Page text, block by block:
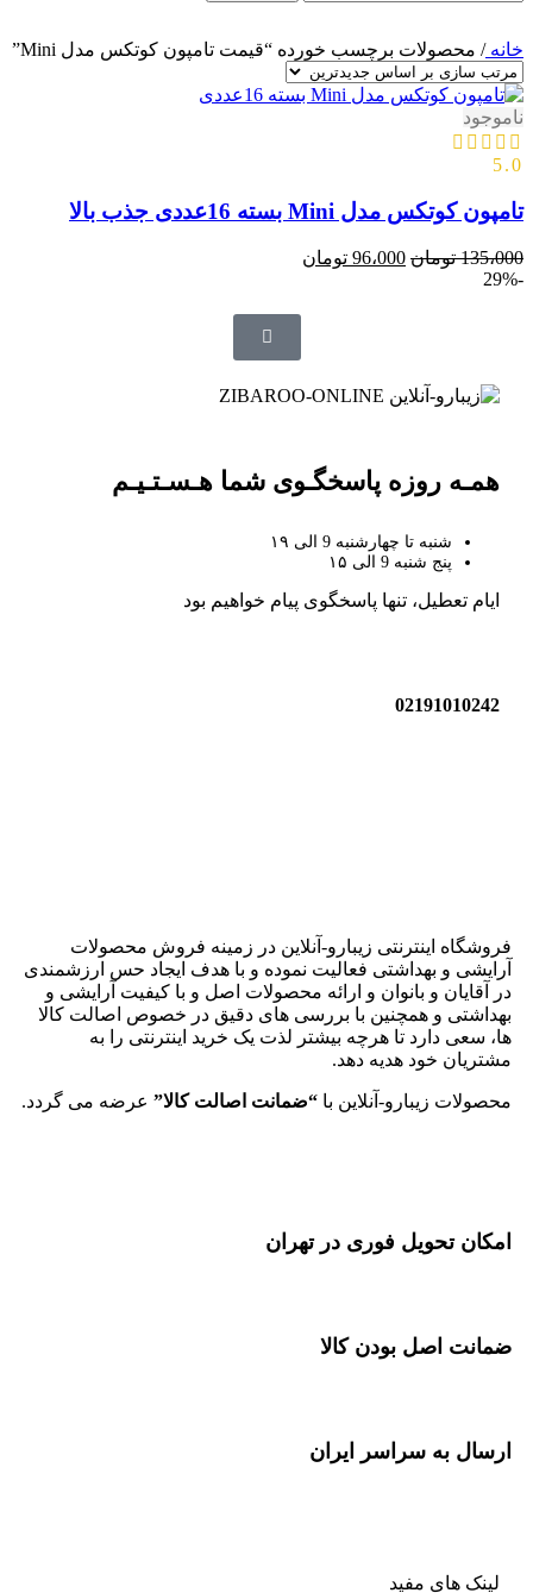
خانه/ محصولات برچسب خورده “قیمت تامپون کوتکس مدل Mini”
ناموجود
5.0
تامپون کوتکس مدل Mini بسته 16عددی جذب بالا
135،000 تومان 96،000 تومان
-29%
همـه روزه پاسخگـوی شما هـسـتـیـم
شنبه تا چهارشنبه 9 الی ۱۹
پنج شنبه 9 الی ۱۵
ایام تعطیل، تنها پاسخگوی پیام خواهیم بود
02191010242
فروشگاه اینترنتی زیبارو-آنلاین در زمینه فروش محصولات
آرایشی و بهداشتی فعالیت نموده و با هدف ایجاد حس ارزشمندی
در آقایان و بانوان و ارائه محصولات اصل و با کیفیت آرایشی و
بهداشتی و همچنین با بررسی های دقیق در خصوص اصالت کالا
ها، سعی دارد تا هرچه بیشتر لذت یک خرید اینترنتی را به
مشتریان خود هدیه دهد.
محصولات زیبارو-آنلاین با “ضمانت اصالت کالا” عرضه می گردد.
امکان تحویل فوری در تهران
ضمانت اصل بودن کالا
ارسال به سراسر ایران
لینک های مفید